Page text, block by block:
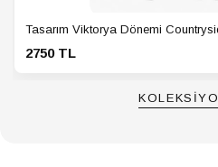
Tasarım Viktorya Dönemi
2750 TL